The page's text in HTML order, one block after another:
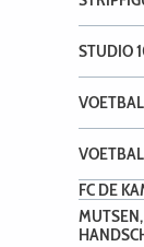
STUDIO
FC DE